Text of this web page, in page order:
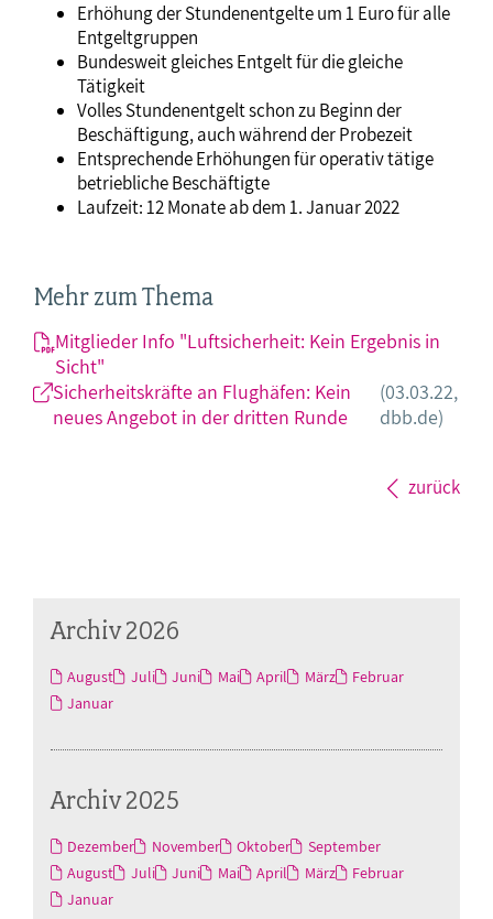
Erhöhung der Stundenentgelte um 1 Euro für alle
Entgeltgruppen
Bundesweit gleiches Entgelt für die gleiche
Tätigkeit
Volles Stundenentgelt schon zu Beginn der
Beschäftigung, auch während der Probezeit
Entsprechende Erhöhungen für operativ tätige
betriebliche Beschäftigte
Laufzeit: 12 Monate ab dem 1. Januar 2022
Mehr zum Thema
Mitglieder Info "Luftsicherheit: Kein Ergebnis in
Sicht"
Sicherheitskräfte an Flughäfen: Kein
neues Angebot in der dritten Runde
(03.03.22,
dbb.de)
zurück
Archiv 2026
August Juli Juni Mai April März
Februar
Januar
Archiv 2025
Dezember November Oktober
September
August
Juli Juni Mai April März
Februar
Januar